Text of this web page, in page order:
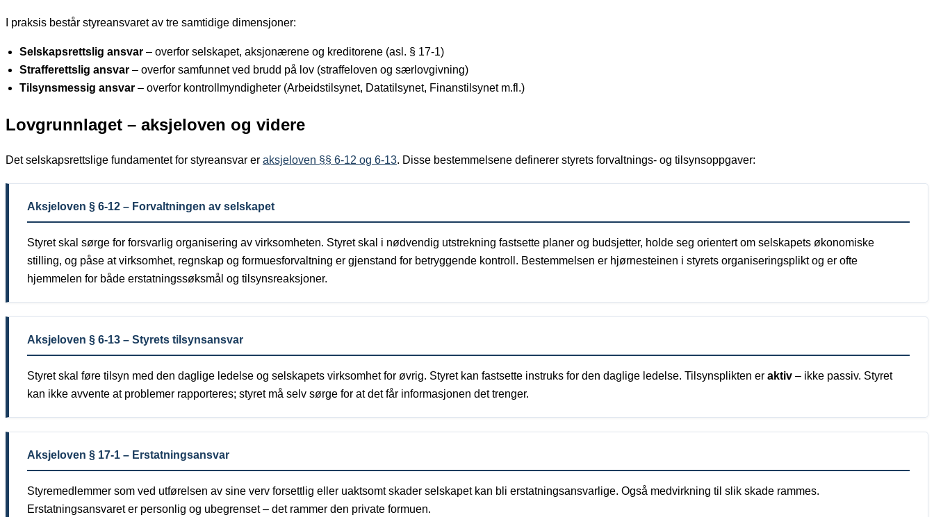
I praksis består styreansvaret av tre samtidige dimensjoner:
Selskapsrettslig ansvar – overfor selskapet, aksjonærene og kreditorene (asl. § 17-1)
Strafferettslig ansvar – overfor samfunnet ved brudd på lov (straffeloven og særlovgivning)
Tilsynsmessig ansvar – overfor kontrollmyndigheter (Arbeidstilsynet, Datatilsynet, Finanstilsynet m.fl.)
Lovgrunnlaget – aksjeloven og videre
Det selskapsrettslige fundamentet for styreansvar er aksjeloven §§ 6-12 og 6-13. Disse bestemmelsene definerer styrets forvaltnings- og tilsynsoppgaver:
Aksjeloven § 6-12 – Forvaltningen av selskapet
Styret skal sørge for forsvarlig organisering av virksomheten. Styret skal i nødvendig utstrekning fastsette planer og budsjetter, holde seg orientert om selskapets økonomiske
stilling, og påse at virksomhet, regnskap og formuesforvaltning er gjenstand for betryggende kontroll. Bestemmelsen er hjørnesteinen i styrets organiseringsplikt og er ofte
hjemmelen for både erstatningssøksmål og tilsynsreaksjoner.
Aksjeloven § 6-13 – Styrets tilsynsansvar
Styret skal føre tilsyn med den daglige ledelse og selskapets virksomhet for øvrig. Styret kan fastsette instruks for den daglige ledelse. Tilsynsplikten er aktiv – ikke passiv. Styret
kan ikke avvente at problemer rapporteres; styret må selv sørge for at det får informasjonen det trenger.
Aksjeloven § 17-1 – Erstatningsansvar
Styremedlemmer som ved utførelsen av sine verv forsettlig eller uaktsomt skader selskapet kan bli erstatningsansvarlige. Også medvirkning til slik skade rammes.
Erstatningsansvaret er personlig og ubegrenset – det rammer den private formuen.